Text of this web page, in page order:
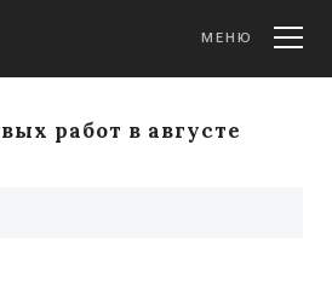
работ в августе
МЕНЮ